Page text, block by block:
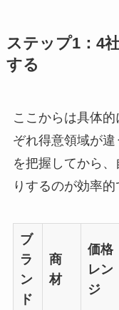
ステップ1：4
する
ここからは具体
ぞれ得意領域が
を把握してから
りするのが効率的
ブ
ラ
ン
ド
商
材
価格
レン
ジ